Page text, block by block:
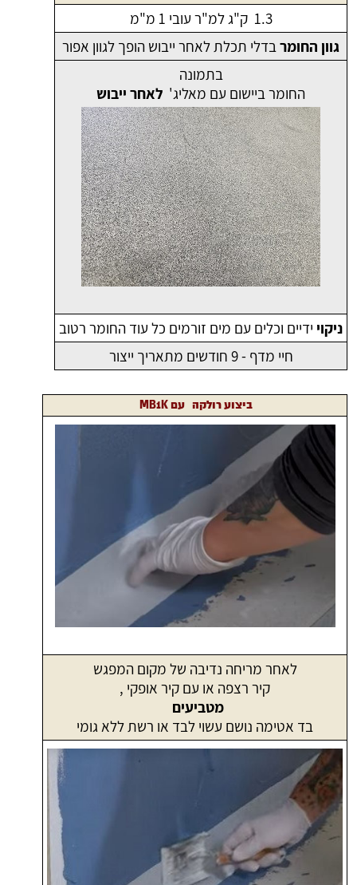
1.3 ק"ג למ"ר עובי 1 מ"מ
גוון החומרבדלי תכלת לאחר ייבוש הופך לגוון אפור
בתמונה
החומר ביישום עם מאליג' לאחר ייבוש
ניקוי ידיים וכלים עם מים זורמים כל עוד החומר רטוב
חיי מדף - 9 חודשים מתאריך ייצור
ביצוע רולקה עם MB1K
לאחר מריחה נדיבה של מקום המפגש
קיר רצפה או עם קיר אופקי ,
מטביעים
בד אטימה נושם עשוי לבד או רשת ללא גומי